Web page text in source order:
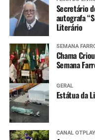
Secretário
autografa
Literário
SEMANA
Chama
Semana
GERAL
Estátua da
CANAL OTPLAY